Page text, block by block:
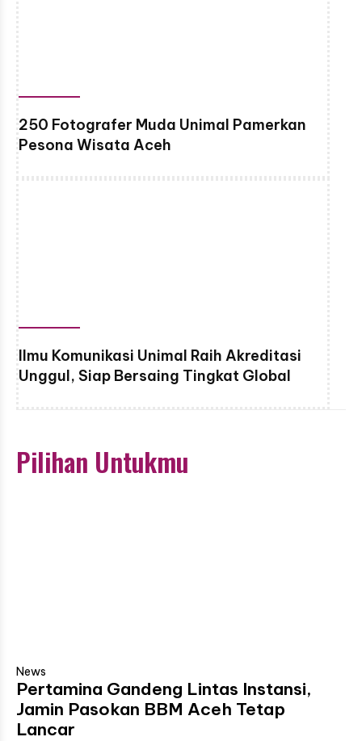
250 Fotografer Muda Unimal Pamerkan
Pesona Wisata Aceh
Ilmu Komunikasi Unimal Raih Akreditasi
Unggul, Siap Bersaing Tingkat Global
Pilihan Untukmu
News
Pertamina Gandeng Lintas Instansi,
Jamin Pasokan BBM Aceh Tetap
Lancar